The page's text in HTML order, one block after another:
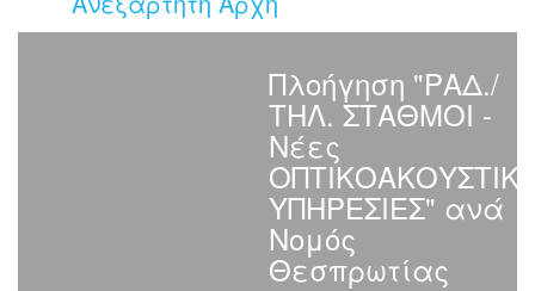
Πλοήγηση "ΡΑΔ./
ΤΗΛ. ΣΤΑΘΜΟΙ -
Νέες
ΥΠΗΡΕΣΙΕΣ" ανά
Νομός
Θεσπρωτίας